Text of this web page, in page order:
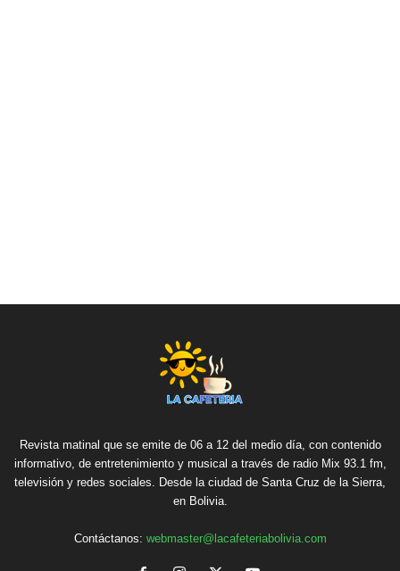
Revista matinal que se emite de 06 a 12 del medio día, con contenido
informativo, de entretenimiento y musical a través de radio Mix 93.1 fm,
televisión y redes sociales. Desde la ciudad de Santa Cruz de la Sierra,
en Bolivia.
Contáctanos: webmaster@lacafeteriabolivia.com